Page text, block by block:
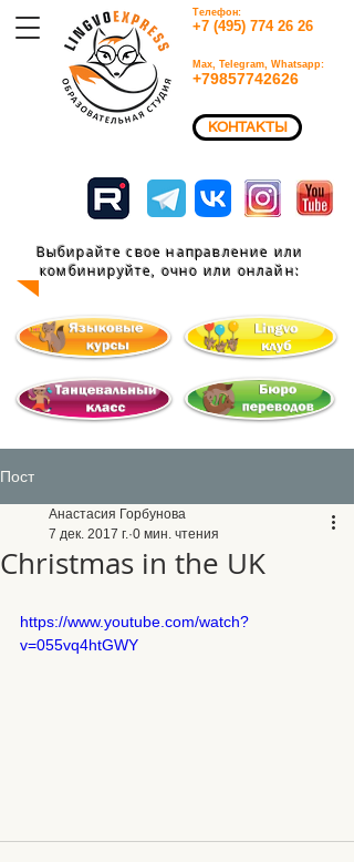
КОНТАКТЫ
Телефон:
+7 (495) 774 26 26​
Max, Telegram, Whatsapp:
+79857742626​
Выбирайте свое направление или
комбинируйте, очно или онлайн:
Пост
Christmas in the UK
Анастасия Горбунова
7 дек. 2017 г. 0 мин. чтения
https://www.youtube.com/watch?
v=055vq4htGWY